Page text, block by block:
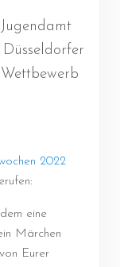
2022
eine
Märchen
Eurer